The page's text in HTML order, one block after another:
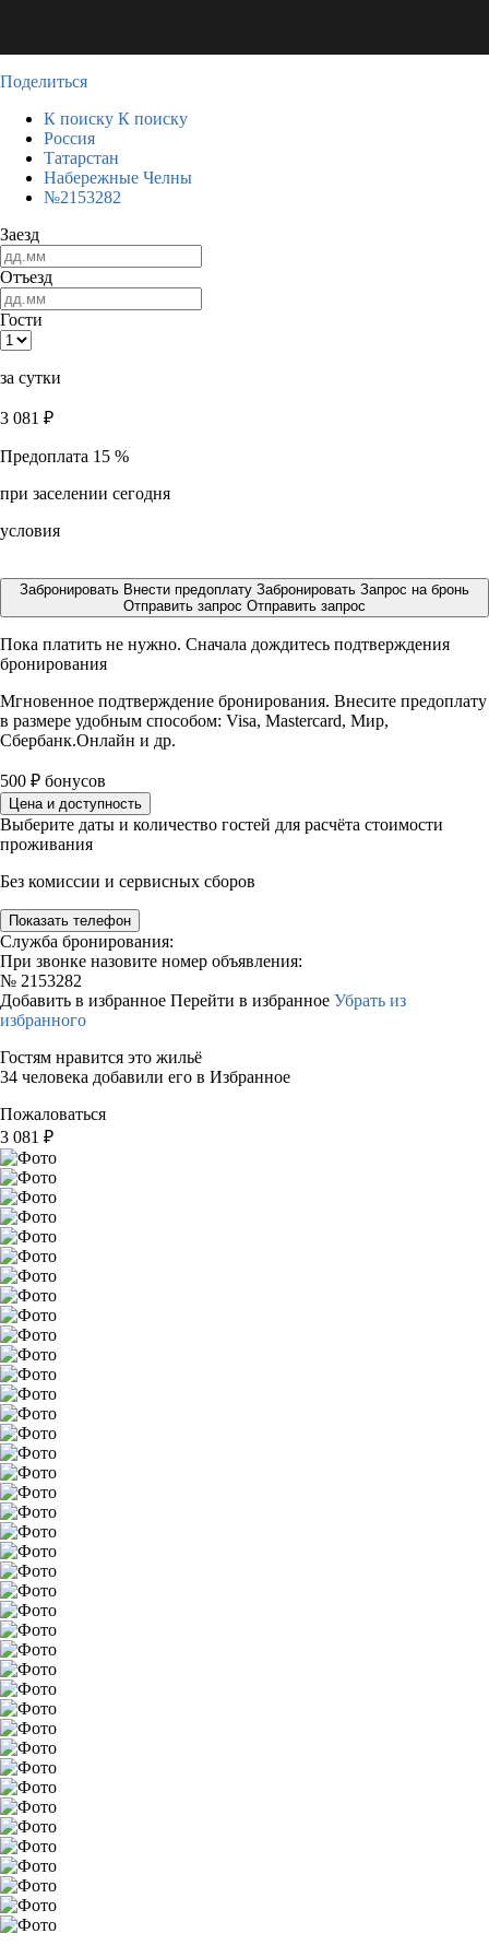
Поделиться
К поиску К поиску
Россия
Татарстан
Набережные Челны
№2153282
Заезд
Отъезд
Гости
за сутки
3 081 ₽
Предоплата 15 %
при заселении сегодня
условия
Забронировать Внести предоплату Забронировать Запрос на бронь
Отправить запрос Отправить запрос
Пока платить не нужно. Сначала дождитесь подтверждения
бронирования
Мгновенное подтверждение бронирования. Внесите предоплату
в размере удобным способом: Visa, Mastercard, Мир,
Сбербанк.Онлайн и др.
500 ₽ бонусов
Цена и доступность
Выберите даты и количество гостей для расчёта стоимости
проживания
Без комиссии и сервисных сборов
Показать телефон
Служба бронирования:
При звонке назовите номер объявления:
№ 2153282
Добавить в избранное Перейти в избранное Убрать из
избранного
Гостям нравится это жильё
34 человека добавили его в Избранное
Пожаловаться
3 081 ₽